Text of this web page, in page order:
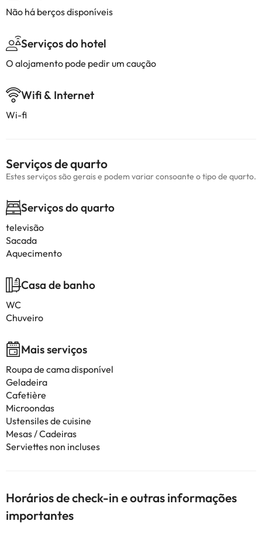
Não há berços disponíveis
Serviços do hotel
O alojamento pode pedir um caução
Wifi & Internet
Wi-fi
Serviços de quarto
Estes serviços são gerais e podem variar consoante o tipo de quarto.
Serviços do quarto
televisão
Sacada
Aquecimento
Casa de banho
WC
Chuveiro
Mais serviços
Roupa de cama disponível
Geladeira
Cafetière
Microondas
Ustensiles de cuisine
Mesas / Cadeiras
Serviettes non incluses
Horários de check-in e outras informações
importantes